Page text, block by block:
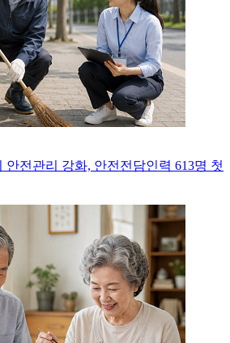
안전관리 강화, 안전전담인력 613명 첫